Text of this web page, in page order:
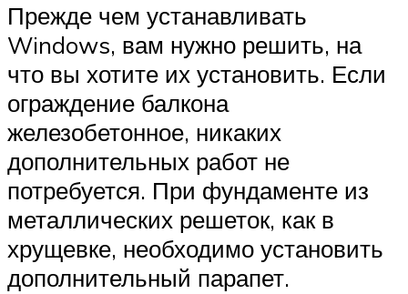
Прежде чем устанавливать
Windows, вам нужно решить, на
что вы хотите их установить. Если
ограждение балкона
железобетонное, никаких
дополнительных работ не
потребуется. При фундаменте из
металлических решеток, как в
хрущевке, необходимо установить
дополнительный парапет.